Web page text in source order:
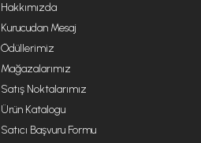
Hakkımızda
Kurucudan Mesaj
Ödüllerimiz
Mağazalarımız
Satış Noktalarımız
Ürün Katalogu
Satıcı Başvuru Formu